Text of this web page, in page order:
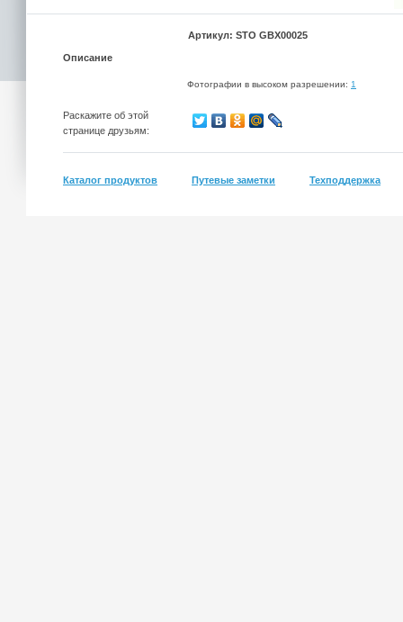
Описание
Артикул: STO GBX00025
Фотографии в высоком разрешении: 1
Раскажите об этой
странице друзьям:
Каталог продуктов Путевые заметки Техподдержка